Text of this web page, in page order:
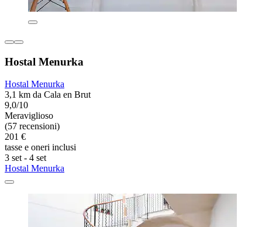
Hostal Menurka
Hostal Menurka
3,1 km da Cala en Brut
9,0/10
Meraviglioso
(57 recensioni)
201 €
tasse e oneri inclusi
3 set - 4 set
Hostal Menurka